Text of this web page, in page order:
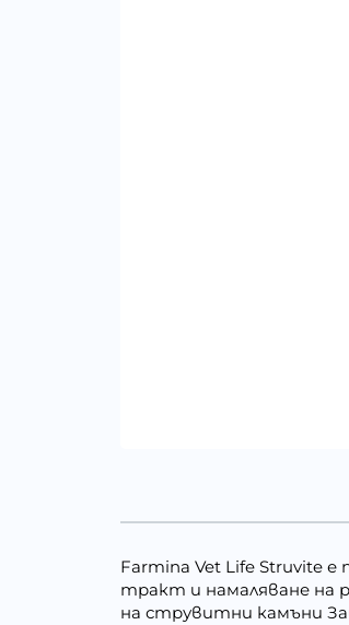
Farmina Vet Life Struvite
тракт и намаляване на
на струвитни камъни